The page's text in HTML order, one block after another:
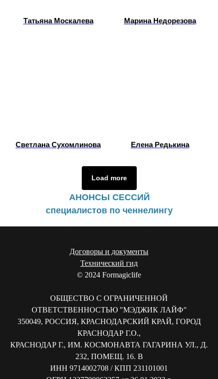
Татьяна Москалева Марина Недорезова
Светлана Сухомлинова Елена Редькина
Load more
АНОНСЫ СЕССИЙ
специалистов по ченнелингу
Договоры и документы
Технический гид
© 2024 Formagiclife
ОБЩЕСТВО С ОГРАНИЧЕННОЙ
ОТВЕТСТВЕННОСТЬЮ "МЭДЖИК ЛАЙФ"
350049, РОССИЯ, КРАСНОДАРСКИЙ КРАЙ, ГОРОД
КРАСНОДАР Г.О.,
КРАСНОДАР Г., ИМ. КОСМОНАВТА ГАГАРИНА УЛ., Д.
232, ПОМЕЩ. 16. В
ИНН 9714002708 / КПП 231101001